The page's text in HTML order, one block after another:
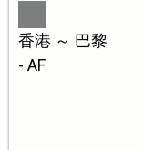
香港 ～ 巴黎
- AF